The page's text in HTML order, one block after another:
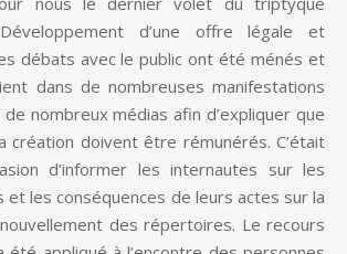
d’une offre légale et
débats avec le public ont été ménés et
dans de nombreuses manifestations
nombreux médias afin d’expliquer que
création doivent être rémunérés. C’était
d’informer les internautes sur les
et les conséquences de leurs actes sur la
des répertoires. Le recours